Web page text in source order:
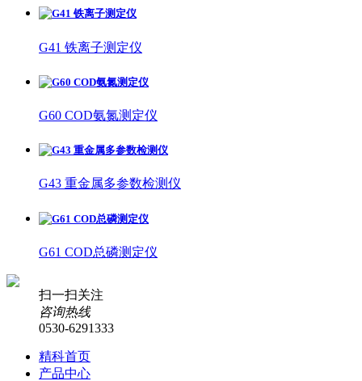
G41 铁离子测定仪
G60 COD氨氮测定仪
G43 重金属多参数检测仪
G61 COD总磷测定仪
扫一扫关注
咨询热线
0530-6291333
精科首页
产品中心